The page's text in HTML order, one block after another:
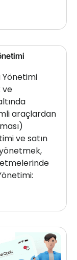
Yönetimi
ve
araçlardan
ve satın